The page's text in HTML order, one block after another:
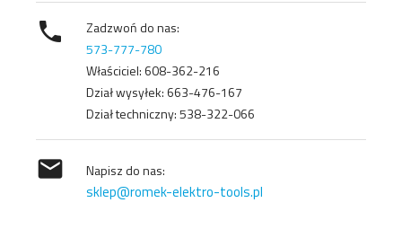

Zadzwoń do nas:
573-777-780
Właściciel: 608-362-216
Dział wysyłek: 663-476-167
Dział techniczny: 538-322-066
 Napisz do nas:
sklep@romek-elektro-tools.pl